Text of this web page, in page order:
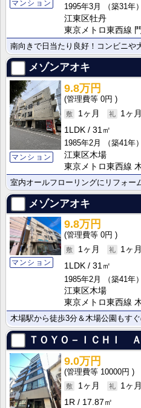
マンション
1995年3月
（築31年）
江東区牡丹
東京メトロ東西線
メゾンアオキ
マンション
9.8万円
0円
1ヶ月
1ヶ月
1LDK
31㎡
1985年2月
（築41年）
江東区木場
東京メトロ東西線
メゾンアオキ
マンション
9.8万円
0円
1ヶ月
1ヶ月
1LDK
31㎡
1985年2月
（築41年）
江東区木場
東京メトロ東西線
ＴＯＹＯ－ＩＣＨＩ
9.0万円
10000円
1ヶ月
1ヶ月
1R
17.87㎡